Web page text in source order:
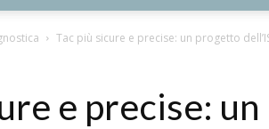
Tac più sicure e precise: un progetto
e precise: